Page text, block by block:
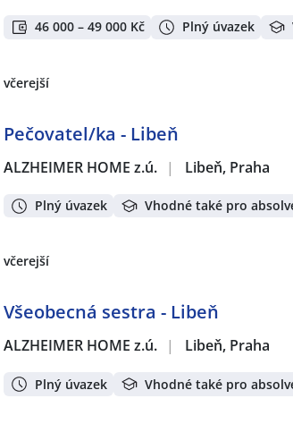
46 000 – 49 000 Kč Plný úvazek
včerejší
Pečovatel/ka - Libeň
ALZHEIMER HOME z.ú. | Libeň, Praha
Plný úvazek Vhodné také pro
včerejší
Všeobecná sestra - Libeň
ALZHEIMER HOME z.ú. | Libeň, Praha
Plný úvazek Vhodné také pro